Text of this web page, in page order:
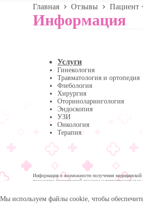
Мы используем файлы cookie, чтобы
Главная Отзывы Пациент
Информация
Услуги
Гинекология
Травматология и ортопедия
Флебология
Хирургия
Оториноларингология
Эндоскопия
УЗИ
Онкология
Терапия
Информация о возможности получения медицинской
гражданам медицинской помощи и территориальных